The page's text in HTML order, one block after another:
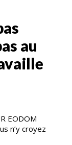
au
EODOM
n’y croyez